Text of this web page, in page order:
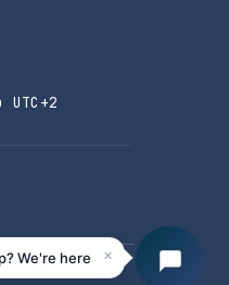
We're here ×